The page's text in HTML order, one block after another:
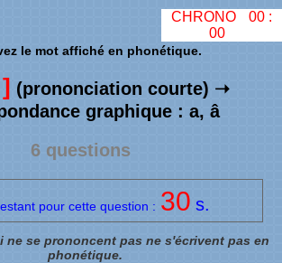
le mot affiché en phonétique.
(prononciation courte) ➝
graphique : a, â
6 questions
pour cette question : 30 s.
CHRONO 00:
00
ne se prononcent pas ne s'écrivent pas en
phonétique.